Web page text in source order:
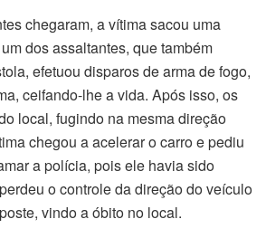
chegaram, a vítima sacou uma
dos assaltantes, que também
efetuou disparos de arma de fogo,
ceifando-lhe a vida. Após isso, os
local, fugindo na mesma direção
chegou a acelerar o carro e pediu
a polícia, pois ele havia sido
o controle da direção do veículo
vindo a óbito no local.